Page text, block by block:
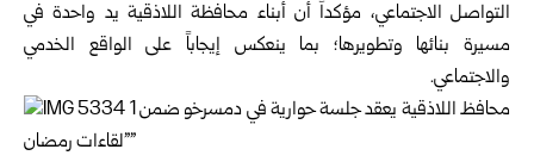
التواصل الاجتماعي، مؤكداً أن أبناء محافظة اللاذقية يد واحدة في
مسيرة بنائها وتطويرها؛ بما ينعكس إيجاباً على الواقع الخدمي
والاجتماعي.